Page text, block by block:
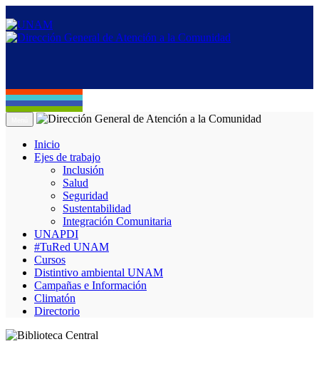
Inicio
Ejes de trabajo
Inclusión
Salud
Seguridad
Sustentabilidad
Integración Comunitaria
UNAPDI
#TuRed UNAM
Cursos
Distintivo ambiental UNAM
Campañas e Información
Climatón
Directorio